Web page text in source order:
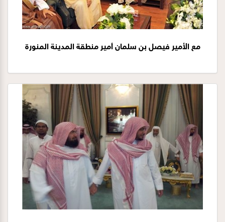
مع الأمير فيصل بن سلمان أمير منطقة المدينة المنورة